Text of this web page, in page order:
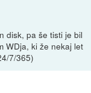
disk, pa še tisti je bil
WDja, ki že nekaj let
7/365)